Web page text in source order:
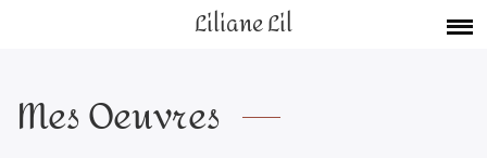
Liliane Lil
Mes Oeuvres